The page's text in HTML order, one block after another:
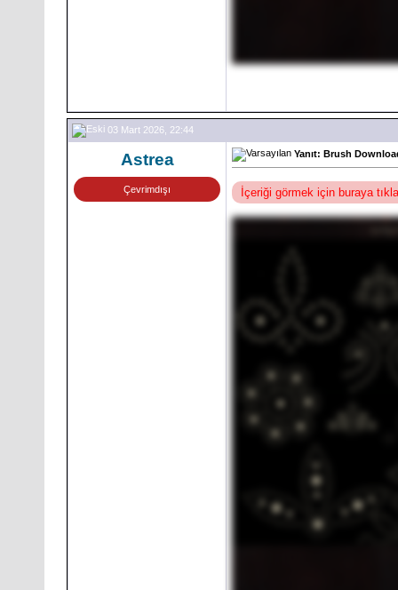
03 Mart 2026, 22:44
Astrea
Çevrimdışı
Yanıt: Brush
İçeriği görmek için buraya